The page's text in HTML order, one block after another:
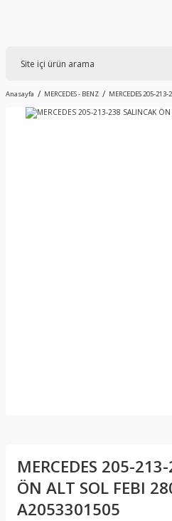
Anasayfa MERCEDES - BENZ MERCEDES 205-
MERCEDES 205-
ÖN ALT SOL FEBI
A2053301505